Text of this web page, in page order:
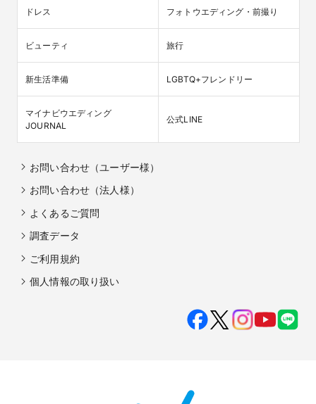
ドレス フォトウエディング・前撮り
ビューティ 旅行
新生活準備 LGBTQ+フレンドリー
マイナビウエディング
JOURNAL
公式LINE
お問い合わせ（ユーザー様）
お問い合わせ（法人様）
よくあるご質問
調査データ
ご利用規約
個人情報の取り扱い